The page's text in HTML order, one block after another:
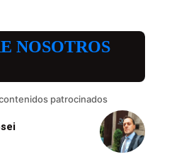
NOSOTROS
patrocinados